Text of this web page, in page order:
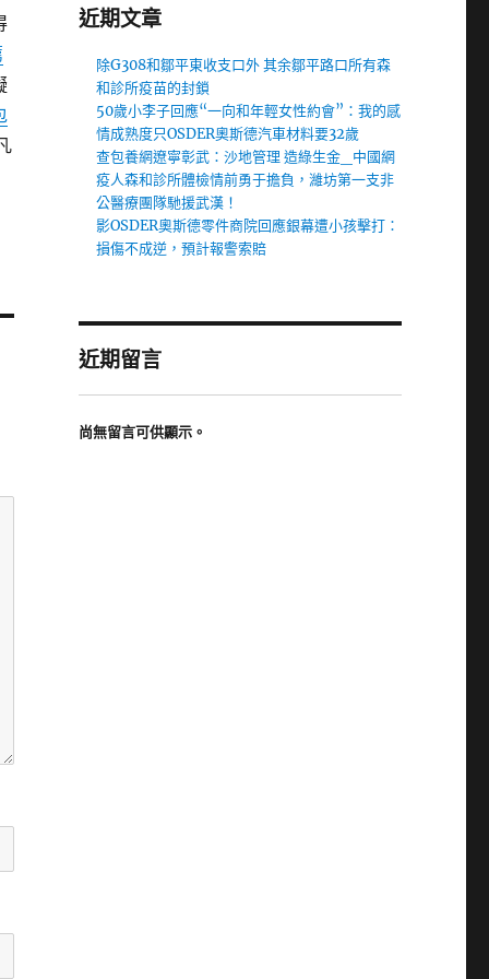
近期文章
除G308和鄒平東收支口外 其余鄒平路口所有森
和診所疫苗的封鎖
50歲小李子回應“一向和年輕女性約會”：我的感
情成熟度只OSDER奧斯德汽車材料要32歲
查包養網遼寧彰武：沙地管理 造綠生金_中國網
疫人森和診所體檢情前勇于擔負，濰坊第一支非
公醫療團隊馳援武漢！
影OSDER奧斯德零件商院回應銀幕遭小孩擊打：
損傷不成逆，預計報警索賠
近期留言
尚無留言可供顯示。